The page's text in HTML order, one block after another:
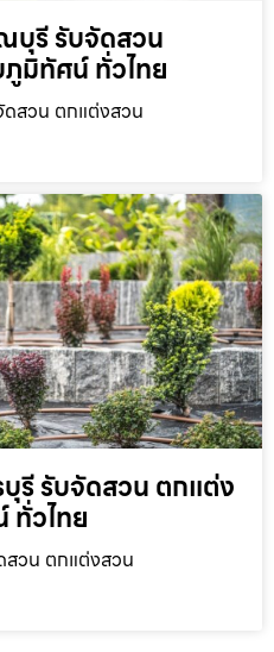
บุรี รับจัดสวน
มิทัศน์ ทั่วไทย
สวน ตกแต่งสวน
รี รับจัดสวน ตกแต่ง
ทั่วไทย
สวน ตกแต่งสวน